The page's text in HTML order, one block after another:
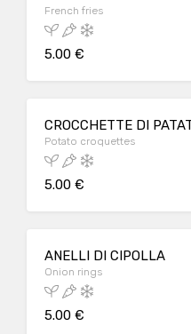
French fries
5.00 €
CROCCHETTE DI
Potato croquettes
5.00 €
ANELLI DI CIPOLLA
Onion rings
5.00 €